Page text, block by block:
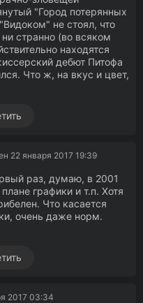
"Город потерянных
не стоял, что
странно (во всяком
находятся
дебют Питофа
Что ж, на вкус и цвет,
22 января 2017 19:39
раз, думаю, в 2001
графики и т.п. Хотя
Что касается
очень даже норм.
2017 03:34